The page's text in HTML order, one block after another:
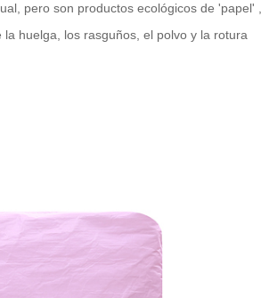
pero son productos ecológicos de 'papel' ,
huelga, los rasguños, el polvo y la rotura